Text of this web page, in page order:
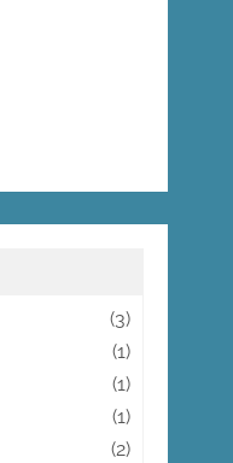
(3)
(1)
(1)
(1)
(2)